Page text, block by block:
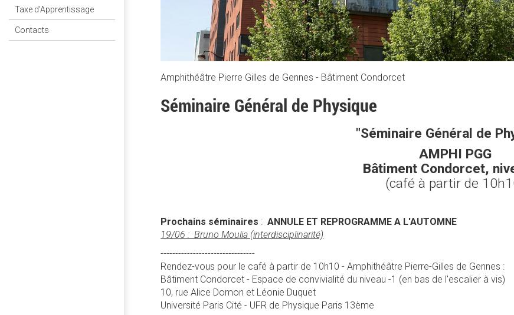
Taxe d'Apprentissage
Contacts
Amphithéâtre Pierre Gilles de Gennes - Bâtiment Condorcet
Séminaire Général de Physique
"Séminaire Général de
AMPHI PGG
Bâtiment Condorcet,
(café à partir de
Prochains séminaires :ANNULE ET REPROGRAMME A L'AUTOMNE
19/06 : Bruno Moulia (interdisciplinarité)
--------------------------------
Rendez-vous pour le café à partir de 10h10 - Amphithéâtre Pierre-Gilles de Gennes :
Bâtiment Condorcet - Espace de convivialité du niveau -1 (en bas de l'escalier à vis)
10, rue Alice Domon et Léonie Duquet
Université Paris Cité - UFR de Physique Paris 13ème